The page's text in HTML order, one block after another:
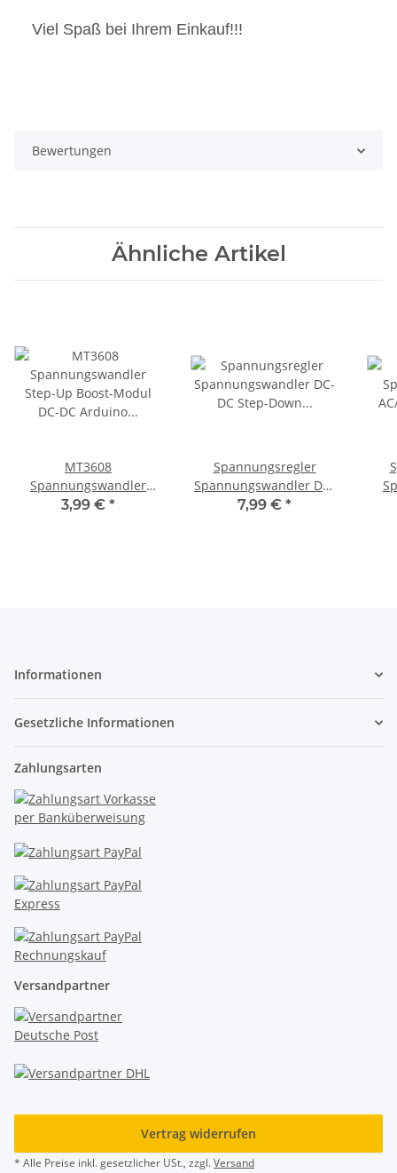
Viel Spaß bei Ihrem Einkauf!!!
Bewertungen
Ähnliche Artikel
MT3608
Spannungswandler
Step-Up Boost-Modul
3,99 € *
Spannungsregler
Spannungswandler DC-
DC Step-Down
7,99 € *
Informationen
Gesetzliche Informationen
Zahlungsarten
Versandpartner
Vertrag widerrufen
* Alle Preise inkl. gesetzlicher USt., zzgl.Versand